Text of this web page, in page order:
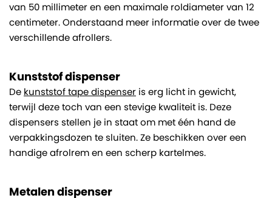
van 50 millimeter en een maximale roldiameter van 12
centimeter. Onderstaand meer informatie over de twee
verschillende afrollers.
Kunststof dispenser
De kunststof tape dispenser is erg licht in gewicht,
terwijl deze toch van een stevige kwaliteit is. Deze
dispensers stellen je in staat om met één hand de
verpakkingsdozen te sluiten. Ze beschikken over een
handige afrolrem en een scherp kartelmes.
Metalen dispenser